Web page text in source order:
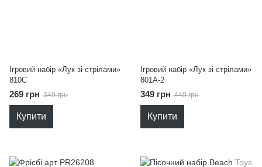
Ігровий набір «Лук зі стрілами»
810C
269 грн 349 грн
Купити
Ігровий набір «Лук зі стрілами»
801A-2
349 грн 449 грн
Купити